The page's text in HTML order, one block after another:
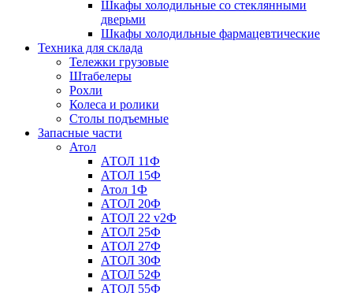
Шкафы холодильные со стеклянными
дверьми
Шкафы холодильные фармацевтические
Техника для склада
Тележки грузовые
Штабелеры
Рохли
Колеса и ролики
Столы подъемные
Запасные части
Атол
АТОЛ 11Ф
АТОЛ 15Ф
Атол 1Ф
АТОЛ 20Ф
АТОЛ 22 v2Ф
АТОЛ 25Ф
АТОЛ 27Ф
АТОЛ 30Ф
АТОЛ 52Ф
АТОЛ 55Ф